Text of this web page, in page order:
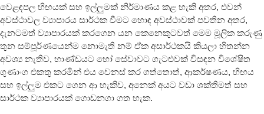
වෙළඳපල හිඟයක් සහ ඉල්ලුමක් නිර්මාණය කළ හැකි අතර, එවන්
අවස්ථාවල ව්‍යාපාරය සාර්ථක වීමට හොඳ අවස්ථාවක් පවතින අතර,
දැනටමත් ව්‍යාපාරයක් කරගෙන යන කෙනෙකුටවත් මෙම මූලික කරුණු
තුන සම්පූර්ණයෙන්ම නොමැති නම් ඒක අසාර්ථකයි කියලා හිතන්න
අවශ්‍ය නැතිව, භාණ්ඩයට හෝ සේවාවට ගැටළුවක් විසඳන විශේෂිත
ගුණාංග එකතු කරමින් එය වෙනස් කර ගත්තොත්, ආකර්ෂණය, හිඟය
සහ ඉල්ලුම එකට ගෙන ආ හැකිව, අනෙක් අයට වඩා ශක්තිමත් සහ
සාර්ථක ව්‍යාපාරයක් ගොඩනගා ගත හැක.